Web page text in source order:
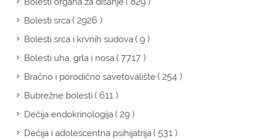
Bolesti srca( 2926 )
Bolesti srca i krvnih sudova( 9 )
Bolesti uha, grla i nosa( 7717 )
Bračno i porodično savetovalište( 254 )
Bubrežne bolesti( 611 )
Dečija endokrinologija( 29 )
Dečija i adolescentna psihijatrija( 531 )